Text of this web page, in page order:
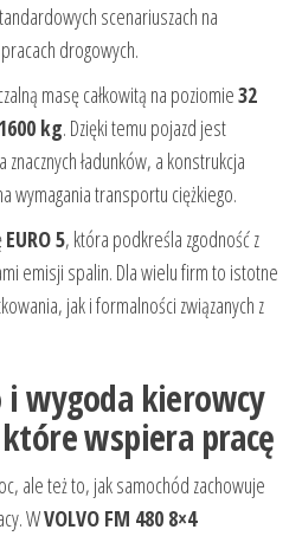
scenariuszach na
drogowych.
masę całkowitą na poziomie32
kg. Dzięki temu pojazd jest
ładunków, a konstrukcja
wymagania transportu ciężkiego.
EURO 5, która podkreśla zgodność z
emisji spalin. Dla wielu firm to istotne
jak i formalności związanych z
i wygoda kierowcy
wspiera pracę
ale też to, jak samochód zachowuje
WVOLVO FM 480 8×4